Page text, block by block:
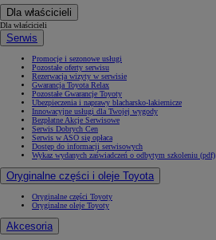
Dla właścicieli
Dla właścicieli
Serwis
Promocje i sezonowe usługi
Pozostałe oferty serwisu
Rezerwacja wizyty w serwisie
Gwarancja Toyota Relax
Pozostałe Gwarancje Toyoty
Ubezpieczenia i naprawy blacharsko-lakiernicze
Innowacyjne usługi dla Twojej wygody
Bezpłatne Akcje Serwisowe
Serwis Dobrych Cen
Serwis w ASO się opłaca
Dostęp do informacji serwisowych
Wykaz wydanych zaświadczeń o odbytym szkoleniu (pdf)
Oryginalne części i oleje Toyota
Oryginalne części Toyoty
Oryginalne oleje Toyoty
Akcesoria